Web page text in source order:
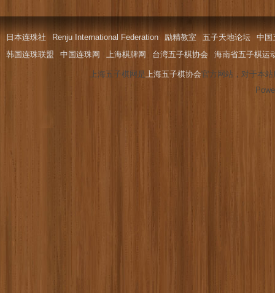
日本连珠社 Renju International Federation 励精教室 五子天地论坛
中国
韩国连珠联盟
中国连珠网 上海棋牌网 台湾五子棋协会 海南省五子棋运
上海五子棋网是上海五子棋协会官方网站，对于本